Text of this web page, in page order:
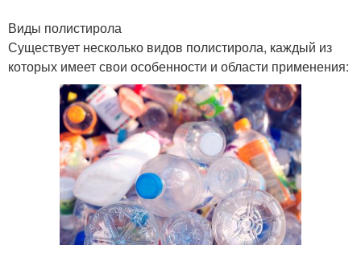
Виды полистирола
Существует несколько видов полистирола, каждый из
которых имеет свои особенности и области применения: